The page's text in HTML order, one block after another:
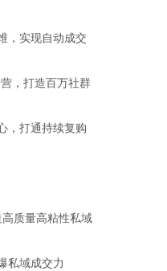
，实现自动成交
，打造百万社群
，打通持续复购
质量高粘性私域
私域成交力